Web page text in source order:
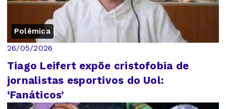
Polêmica
26/05/2026
Tiago Leifert expõe cristofobia de
jornalistas esportivos do Uol:
‘Fanáticos’